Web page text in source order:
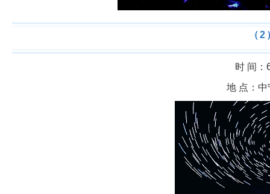
（
时 间：
地 点：